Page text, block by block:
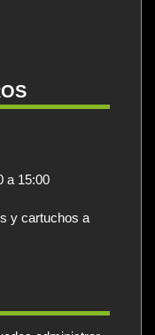
a 15:00
y cartuchos a